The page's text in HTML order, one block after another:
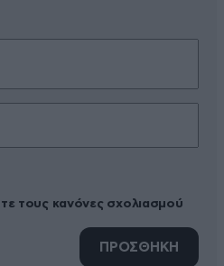
τους κανόνες σχολιασμού
ΠΡΟΣΘΗΚΗ